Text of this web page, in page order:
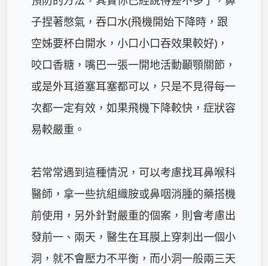
子捏著憋氣，吞口水(飛機開始下降時，跟
空姊要杯白開水，小口小口吞效果較好)，
咬口香糖，嘴巴一張一開地活動顳顎關節，
或是外耳道塞耳塞都可以，只是不見得每一
次都一定有效，如果飛機下降較快，症狀容
易較嚴重。
若常常遇到這種情況，可以考慮找耳鼻喉科
醫師，拿一些抗組織胺或鼻咽消腫的藥搭機
前使用，另外針對嚴重的個案，則會考慮出
發前一、兩天，醫生在耳膜上穿刺出一個小
洞，就不會壓力不平衡，而小洞一般兩三天